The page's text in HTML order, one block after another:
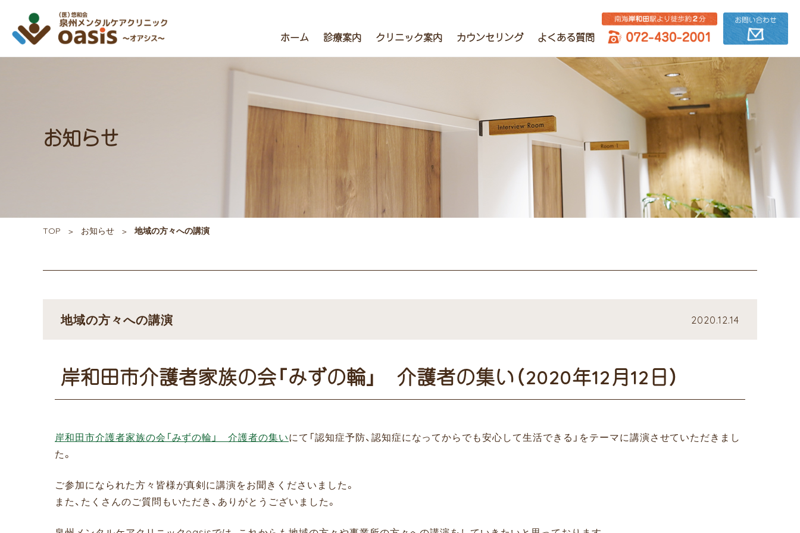
ホーム 診療案内 クリニック案内 カウンセリング よくある質問
お知らせ
TOP お知らせ 地域の方々への講演
地域の方々への講演 2020.12.14
岸和田市介護者家族の会「みずの輪」 介護者の集い（2020年12月12日）
岸和田市介護者家族の会「みずの輪」 介護者の集いにて「認知症予防、認知症になってからでも安心して生活できる」をテーマに講演させていただきまし
た。
ご参加になられた方々皆様が真剣に講演をお聞きくださいました。
また、たくさんのご質問もいただき、ありがとうございました。